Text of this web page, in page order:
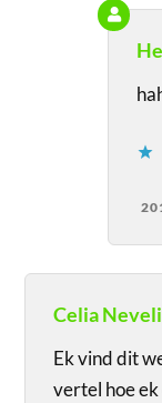
Celia
Ek vind dit
vertel hoe